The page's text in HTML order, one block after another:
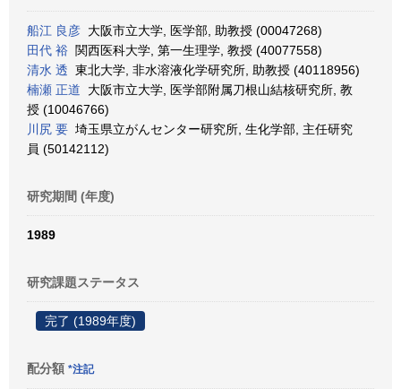
船江 良彦 大阪市立大学, 医学部, 助教授 (00047268)
田代 裕 関西医科大学, 第一生理学, 教授 (40077558)
清水 透 東北大学, 非水溶液化学研究所, 助教授 (40118956)
楠瀬 正道 大阪市立大学, 医学部附属刀根山結核研究所, 教
授 (10046766)
川尻 要 埼玉県立がんセンター研究所, 生化学部, 主任研究
員 (50142112)
研究期間 (年度)
1989
研究課題ステータス
完了 (1989年度)
配分額 *注記